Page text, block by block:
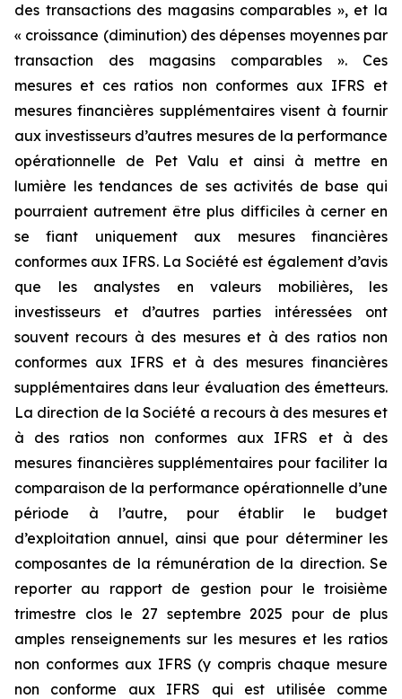
des transactions des magasins comparables », et la
« croissance (diminution) des dépenses moyennes par
transaction des magasins comparables ». Ces
mesures et ces ratios non conformes aux IFRS et
mesures financières supplémentaires visent à fournir
aux investisseurs d’autres mesures de la performance
opérationnelle de Pet Valu et ainsi à mettre en
lumière les tendances de ses activités de base qui
pourraient autrement être plus difficiles à cerner en
se fiant uniquement aux mesures financières
conformes aux IFRS. La Société est également d’avis
que les analystes en valeurs mobilières, les
investisseurs et d’autres parties intéressées ont
souvent recours à des mesures et à des ratios non
conformes aux IFRS et à des mesures financières
supplémentaires dans leur évaluation des émetteurs.
La direction de la Société a recours à des mesures et
à des ratios non conformes aux IFRS et à des
mesures financières supplémentaires pour faciliter la
comparaison de la performance opérationnelle d’une
période à l’autre, pour établir le budget
d’exploitation annuel, ainsi que pour déterminer les
composantes de la rémunération de la direction. Se
reporter au rapport de gestion pour le troisième
trimestre clos le 27 septembre 2025 pour de plus
amples renseignements sur les mesures et les ratios
non conformes aux IFRS (y compris chaque mesure
non conforme aux IFRS qui est utilisée comme